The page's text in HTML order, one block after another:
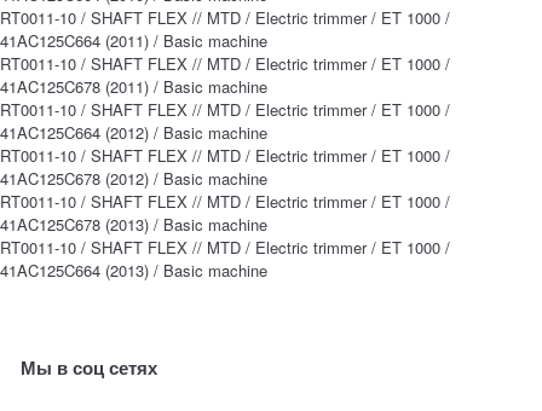
RT0011-10 / SHAFT FLEX // MTD / Electric trimmer / ET 1000 /
41AC125C664 (2011) / Basic machine
RT0011-10 / SHAFT FLEX // MTD / Electric trimmer / ET 1000 /
41AC125C678 (2011) / Basic machine
RT0011-10 / SHAFT FLEX // MTD / Electric trimmer / ET 1000 /
41AC125C664 (2012) / Basic machine
RT0011-10 / SHAFT FLEX // MTD / Electric trimmer / ET 1000 /
41AC125C678 (2012) / Basic machine
RT0011-10 / SHAFT FLEX // MTD / Electric trimmer / ET 1000 /
41AC125C678 (2013) / Basic machine
RT0011-10 / SHAFT FLEX // MTD / Electric trimmer / ET 1000 /
41AC125C664 (2013) / Basic machine
Мы в соц сетях